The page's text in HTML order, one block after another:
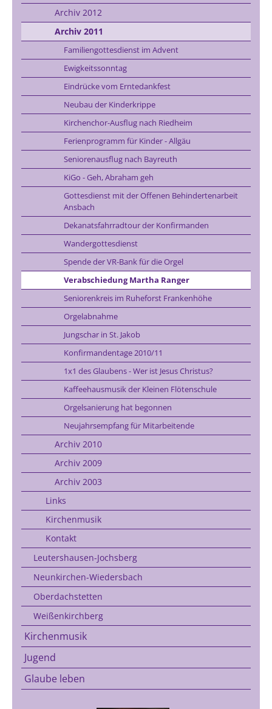
Archiv 2012
Archiv 2011
Familiengottesdienst im Advent
Ewigkeitssonntag
Eindrücke vom Erntedankfest
Neubau der Kinderkrippe
Kirchenchor-Ausflug nach Riedheim
Ferienprogramm für Kinder - Allgäu
Seniorenausflug nach Bayreuth
KiGo - Geh, Abraham geh
Gottesdienst mit der Offenen Behindertenarbeit
Ansbach
Dekanatsfahrradtour der Konfirmanden
Wandergottesdienst
Spende der VR-Bank für die Orgel
Verabschiedung Martha Ranger
Seniorenkreis im Ruheforst Frankenhöhe
Orgelabnahme
Jungschar in St. Jakob
Konfirmandentage 2010/11
1x1 des Glaubens - Wer ist Jesus Christus?
Kaffeehausmusik der Kleinen Flötenschule
Orgelsanierung hat begonnen
Neujahrsempfang für Mitarbeitende
Archiv 2010
Archiv 2009
Archiv 2003
Links
Kirchenmusik
Kontakt
Leutershausen-Jochsberg
Neunkirchen-Wiedersbach
Oberdachstetten
Weißenkirchberg
Kirchenmusik
Jugend
Glaube leben